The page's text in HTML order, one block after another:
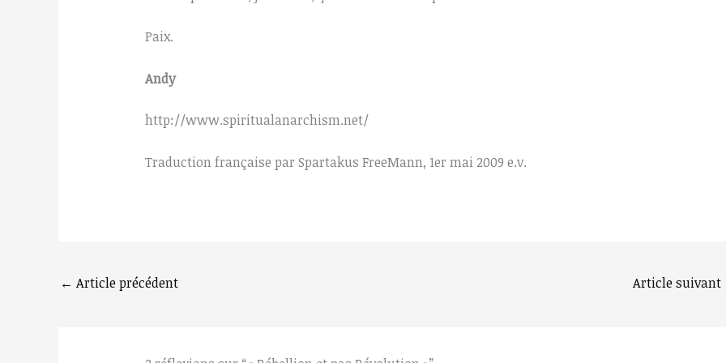
Paix.
Andy
http://www.spiritualanarchism.net/
Traduction française par Spartakus FreeMann, 1er mai 2009 e.v.
← Article précédent Article suivant